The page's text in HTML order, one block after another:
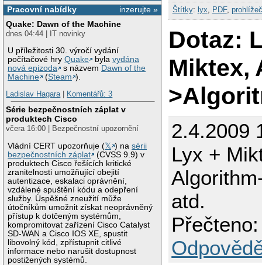
inzerujte »
Pracovní nabídky
Quake: Dawn of the Machine
dnes 04:44 | IT novinky
U příležitosti 30. výročí vydání
počítačové hryQuake bylavydána
nová epizoda
s názvem Dawn of the
Machine
(Steam ).
Ladislav Hagara| Komentářů: 3
Série bezpečnostních záplat v
produktech Cisco
včera 16:00 | Bezpečnostní upozornění
Vládní CERT upozorňuje (𝕏 ) nasérii
bezpečnostních záplat
(CVSS 9.9) v
produktech Cisco řešících kritické
zranitelnosti umožňující obejití
autentizace, eskalaci oprávnění,
vzdálené spuštění kódu a odepření
služby. Úspěšné zneužití může
útočníkům umožnit získat neoprávněný
přístup k dotčeným systémům,
kompromitovat zařízení Cisco Catalyst
SD-WAN a Cisco IOS XE, spustit
libovolný kód, zpřístupnit citlivé
informace nebo narušit dostupnost
postižených systémů.
Štítky: lyx PDF,
Dotaz:
Miktex,
2.4.2009
Lyx +
atd.